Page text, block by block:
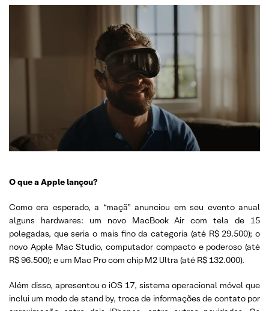
O que a Apple lançou?
Como era esperado, a “maçã” anunciou em seu evento anual
alguns hardwares: um novo MacBook Air com tela de 15
polegadas, que seria o mais fino da categoria (até R$ 29.500); o
novo Apple Mac Studio, computador compacto e poderoso (até
R$ 96.500); e um Mac Pro com chip M2 Ultra (até R$ 132.000).
Além disso, apresentou o iOS 17, sistema operacional móvel que
inclui um modo de stand by, troca de informações de contato por